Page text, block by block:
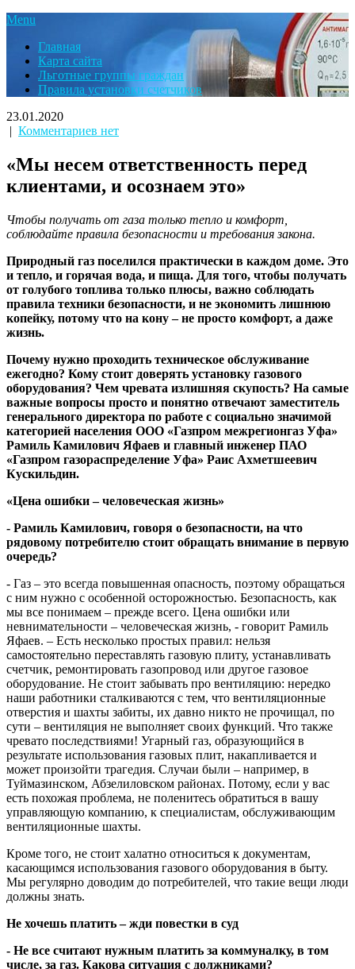
Menu
Главная
Карта сайта
Льготные группы граждан
Правила установки счетчиков
23.01.2020
| Комментариев нет
«Мы несем ответственность перед
клиентами, и осознаем это»
Чтобы получать от газа только тепло и комфорт,
соблюдайте правила безопасности и требования закона.
Природный газ поселился практически в каждом доме. Это
и тепло, и горячая вода, и пища. Для того, чтобы получать
от голубого топлива только плюсы, важно соблюдать
правила техники безопасности, и не экономить лишнюю
копейку, потому что на кону – не просто комфорт, а даже
жизнь.
Почему нужно проходить техническое обслуживание
ежегодно? Кому стоит доверять установку газового
оборудования? Чем чревата излишняя скупость? На самые
важные вопросы просто и понятно отвечают заместитель
генерального директора по работе с социально значимой
категорией населения ООО «Газпром межрегионгаз Уфа»
Рамиль Камилович Яфаев и главный инженер ПАО
«Газпром газораспределение Уфа» Раис Ахметшеевич
Кускильдин.
«Цена ошибки – человеческая жизнь»
- Рамиль Камилович, говоря о безопасности, на что
рядовому потребителю стоит обращать внимание в первую
очередь?
- Газ – это всегда повышенная опасность, поэтому обращаться
с ним нужно с особенной осторожностью. Безопасность, как
мы все понимаем – прежде всего. Цена ошибки или
невнимательности – человеческая жизнь, - говорит Рамиль
Яфаев. – Есть несколько простых правил: нельзя
самостоятельно переставлять газовую плиту, устанавливать
счетчик, ремонтировать газопровод или другое газовое
оборудование. Не стоит забывать про вентиляцию: нередко
наши работники сталкиваются с тем, что вентиляционные
отверстия и шахты забиты, их давно никто не прочищал, по
сути – вентиляция не выполняет своих функций. Что также
чревато последствиями! Угарный газ, образующийся в
результате использования газовых плит, накапливается и
может произойти трагедия. Случаи были – например, в
Туймазинском, Абзелиловском районах. Потому, если у вас
есть похожая проблема, не поленитесь обратиться в вашу
управляющую компанию, к специалистам, обслуживающим
вентиляционные шахты.
Кроме того, не стоит халатно относиться к документам,
касающимся использования газового оборудования в быту.
Мы регулярно доводим до потребителей, что такие вещи люди
должны знать.
Не хочешь платить – жди повестки в суд
- Не все считают нужным платить за коммуналку, в том
числе, за газ. Какова ситуация с должниками?